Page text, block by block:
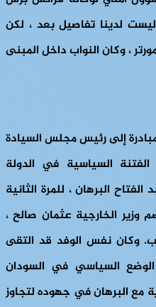
لدينا تفاصيل بعد ، لكن
، وكان النواب داخل المبنى
إلى رئيس مجلس السيادة
السياسية في الدولة
البرهان ، للمرة الثانية
وزير الخارجية عثمان صالح ،
وكان نفس الوفد قد التقى
الوضع السياسي في السودان
مع البرهان في جهوده لتجاوز